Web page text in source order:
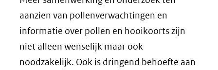
aanzien van pollenverwachtingen en
informatie over pollen en hooikoorts zijn
niet alleen wenselijk maar ook
noodzakelijk. Ook is dringend behoefte aan